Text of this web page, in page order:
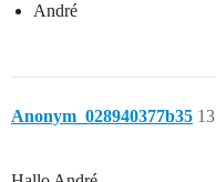
André
Anonym_028940377b35 13